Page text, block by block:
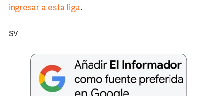
ingresar a esta liga.
SV